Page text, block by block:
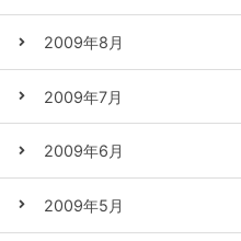
2009年8月
2009年7月
2009年6月
2009年5月